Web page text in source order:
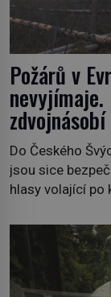
Požárů v
zdvojnásobí
Do Českého
jsou sice
hlasy volající po
požáry už
Středomoří. S
krajinou a
nový evropský